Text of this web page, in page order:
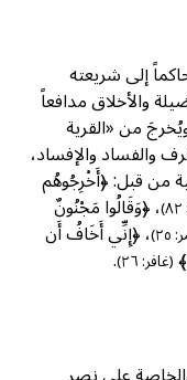
إلى شريعته
والأخلاق مدافعاً
من «القرية
والفساد والإفساد،
من قبل: ﴿أَخْرِجُوهُم
، ﴿وَقَالُوا مَجْنُونٌ
، ﴿إِنِّي أَخَافُ أَن
(غافر: ٢٦) .